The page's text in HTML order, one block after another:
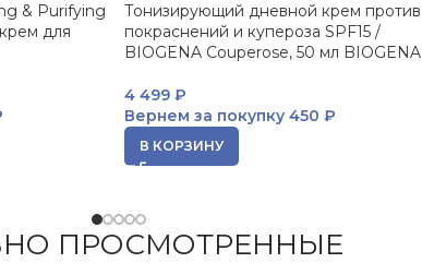
& Purifying
для
Тонизирующий дневной крем против
покраснений и купероза SPF15 /
BIOGENA Couperose, 50 мл BIOGENA
4 499 ₽
Вернем за покупку 450 ₽
В КОРЗИНУ
ПРОСМОТРЕННЫЕ